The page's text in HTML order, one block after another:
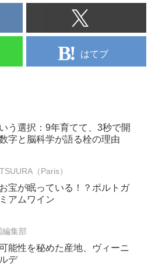
はてブ
う選択：9年育てて、3秒で開
と脳科学が語る栓の理由
（Paris）
宝が眠っている！？ポルトガ
アムワイン
編集部
能性を秘めた産地、ヴィーニ
デ